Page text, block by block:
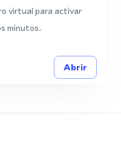
virtual para activar
minutos.
Abrir